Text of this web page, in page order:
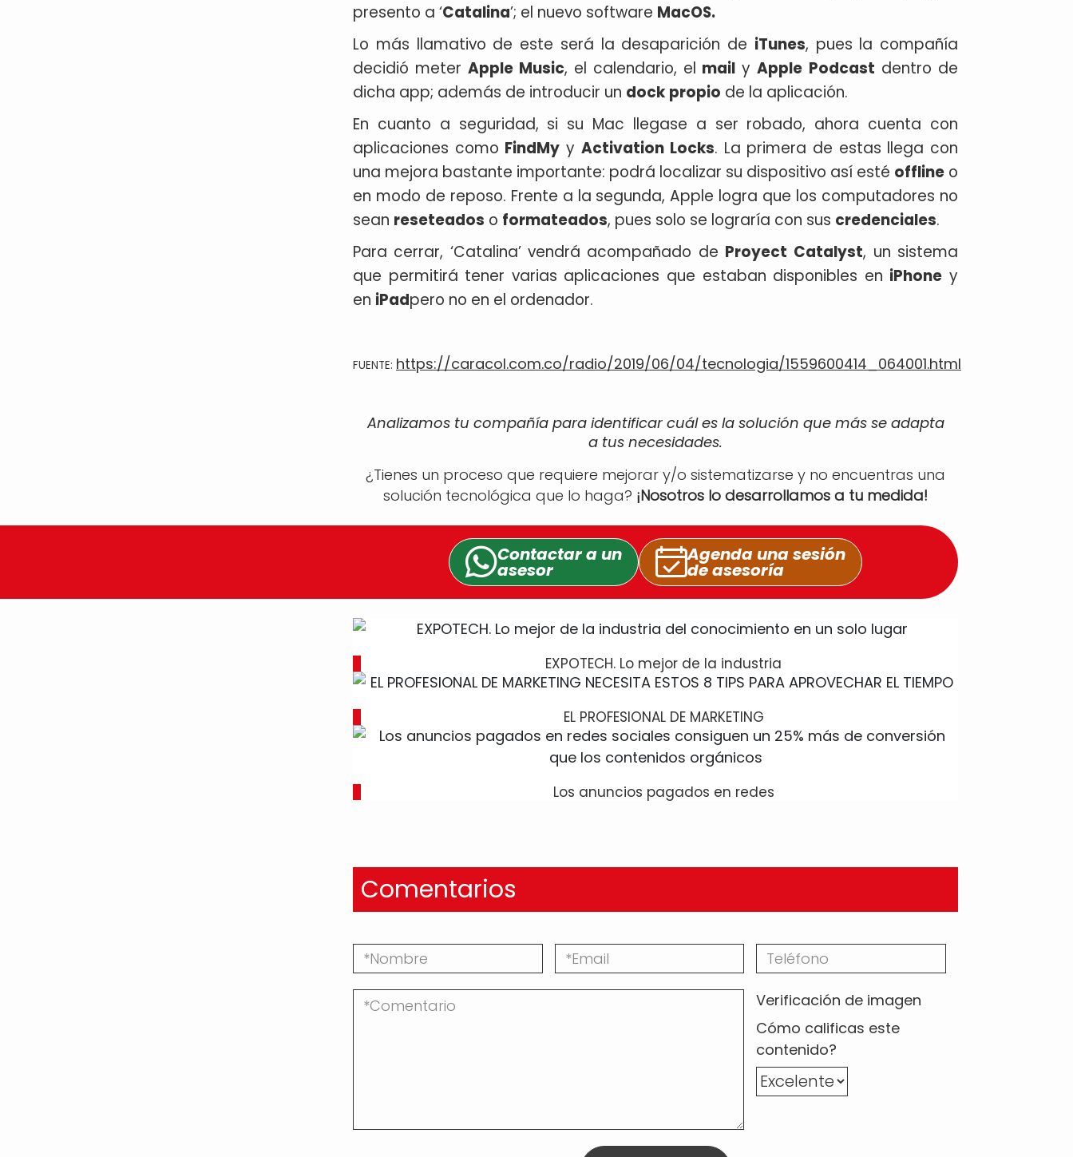
presento a ‘Catalina’; el nuevo software MacOS.
Lo más llamativo de este será la desaparición de iTunes, pues la compañía
decidió meter Apple Music, el calendario, el mail yApple Podcast dentro de
dicha app; además de introducir un dock propio de la aplicación.
En cuanto a seguridad, si su Mac llegase a ser robado, ahora cuenta con
aplicaciones como FindMy y Activation Locks. La primera de estas llega con
una mejora bastante importante: podrá localizar su dispositivo así esté offline o
en modo de reposo. Frente a la segunda, Apple logra que los computadores no
sean reseteados o formateados, pues solo se lograría con sus credenciales.
Para cerrar, ‘Catalina’ vendrá acompañado de Proyect Catalyst, un sistema
que permitirá tener varias aplicaciones que estaban disponibles en iPhone y
en iPadpero no en el ordenador.
FUENTE: https://caracol.com.co/radio/2019/06/04/tecnologia/1559600414_064001.html
Analizamos tu compañía para identificar cuál es la solución que más se adapta
a tus necesidades.
¿Tienes un proceso que requiere mejorar y/o sistematizarse y no encuentras una
solución tecnológica que lo haga? ¡Nosotros lo desarrollamos a tu medida!
Contactar a un
asesor
Agenda una sesión
de asesoría
EXPOTECH. Lo mejor de la industria
EL PROFESIONAL DE MARKETING
Los anuncios pagados en redes
Comentarios
Verificación de imagen
Cómo calificas este
contenido?